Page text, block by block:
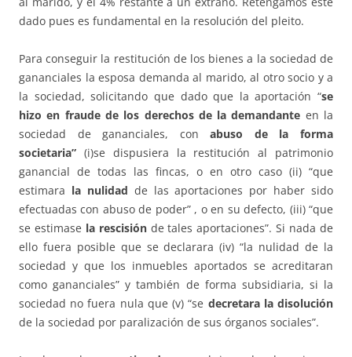
dado pues es fundamental en la resolución del pleito.
Para conseguir la restitución de los bienes a la sociedad de
gananciales la esposa demanda al marido, al otro socio y a
la sociedad, solicitando que dado que la aportación “se
hizo en fraude de los derechos de la demandante en la
sociedad de gananciales, conabuso de la forma
societaria” (i)se dispusiera la restitución al patrimonio
ganancial de todas las fincas, o en otro caso (ii) “que
estimara la nulidad de las aportaciones por haber sido
efectuadas con abuso de poder” , o en su defecto, (iii) “que
se estimase la rescisiónde tales aportaciones”. Si nada de
ello fuera posible que se declarara (iv) “la nulidad de la
sociedad y que los inmuebles aportados se acreditaran
como gananciales” y también de forma subsidiaria, si la
sociedad no fuera nula que (v) “se decretara la disolución
de la sociedad por paralización de sus órganos sociales”.